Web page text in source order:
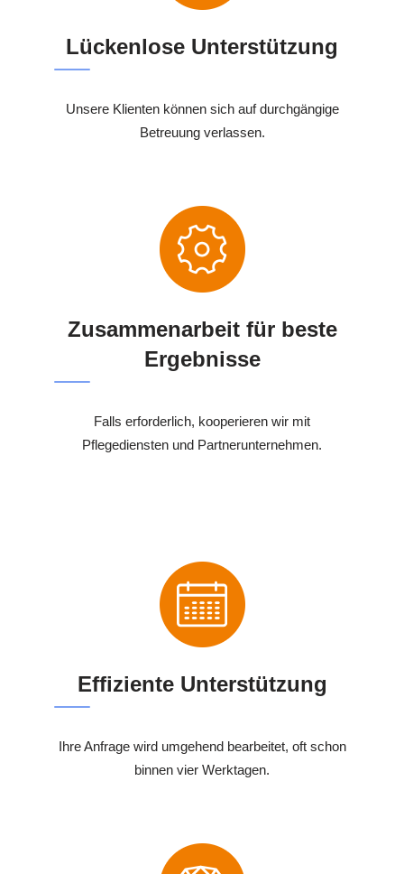
Lückenlose Unterstützung
Unsere Klienten können sich auf durchgängige
Betreuung verlassen.
Zusammenarbeit für beste
Ergebnisse
Falls erforderlich, kooperieren wir mit
Pflegediensten und Partnerunternehmen.
Effiziente Unterstützung
Ihre Anfrage wird umgehend bearbeitet, oft schon
binnen vier Werktagen.